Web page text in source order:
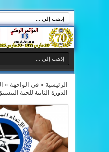
الرئيسية »في الواجهة »
الدورة الثانية للجنة التنسيق